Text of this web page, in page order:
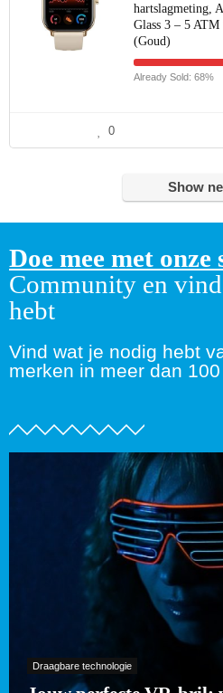
hartslagmeting,
Glass 3 – 5
(Goud)
Already Sold: 68%
0
Show
Doe mee met onze
Community en
hebt
Vind wat je nodig hebt
merken in meer dan
Draagbare technologie